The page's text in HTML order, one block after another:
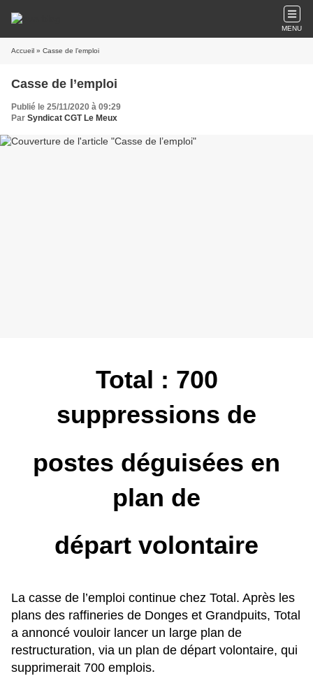
MENU
Accueil » Casse de l’emploi
Casse de l’emploi
Publié le 25/11/2020 à 09:29
Par Syndicat CGT Le Meux
Total : 700
suppressions de
postes déguisées en
plan de
départ volontaire
La casse de l’emploi continue chez Total. Après les
plans des raffineries de Donges et Grandpuits, Total
a annoncé vouloir lancer un large plan de
restructuration, via un plan de départ volontaire, qui
supprimerait 700 emplois.